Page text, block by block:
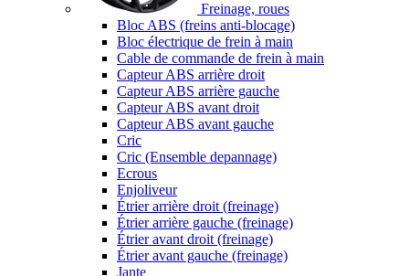
Freinage, roues
Bloc ABS (freins anti-blocage)
Bloc électrique de frein à main
Cable de commande de frein à main
Capteur ABS arrière droit
Capteur ABS arrière gauche
Capteur ABS avant droit
Capteur ABS avant gauche
Cric
Cric (Ensemble depannage)
Ecrous
Enjoliveur
Étrier arrière droit (freinage)
Étrier arrière gauche (freinage)
Étrier avant droit (freinage)
Étrier avant gauche (freinage)
Jante